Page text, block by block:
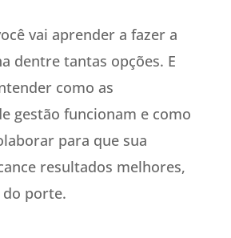
vai aprender a fazer a
dentre tantas opções. E
como as
gestão funcionam e como
para que sua
resultados melhores,
porte.